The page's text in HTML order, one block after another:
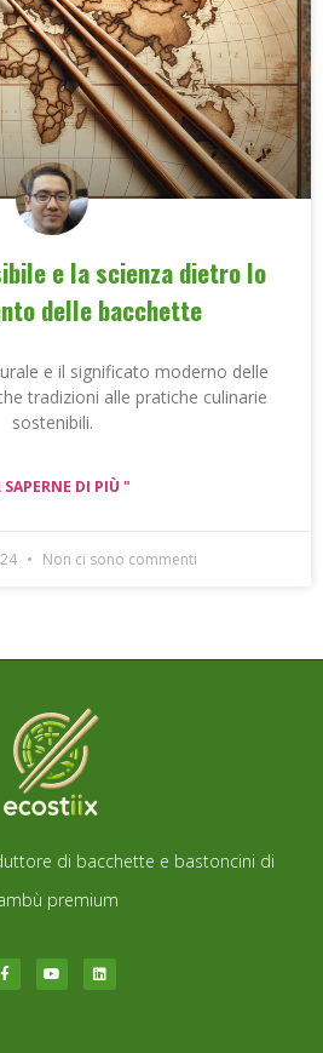
e la scienza dietro lo
delle bacchette
e il significato moderno delle
tradizioni alle pratiche culinarie
sostenibili.
SAPERNE DI PIÙ "
Non ci sono commenti
di bacchette e bastoncini di
premium